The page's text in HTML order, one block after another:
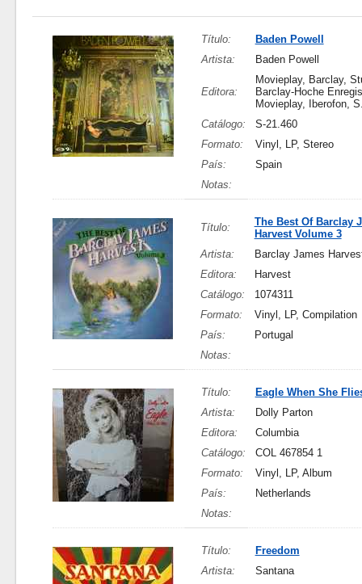
Título:
Baden Powell
Artista:
Baden Powell
Editora:
Movieplay, Barclay,
Barclay-Hoche
Movieplay, Iberofon,
Catálogo:
S-21.460
Formato:
Vinyl, LP, Stereo
País:
Spain
Notas:
Título:
The Best Of Barclay
Harvest Volume 3
Artista:
Barclay James
Editora:
Harvest
Catálogo:
1074311
Formato:
Vinyl, LP, Compilation
País:
Portugal
Notas:
Título:
Eagle When She
Artista:
Dolly Parton
Editora:
Columbia
Catálogo:
COL 467854 1
Formato:
Vinyl, LP, Album
País:
Netherlands
Notas:
Título:
Freedom
Artista:
Santana